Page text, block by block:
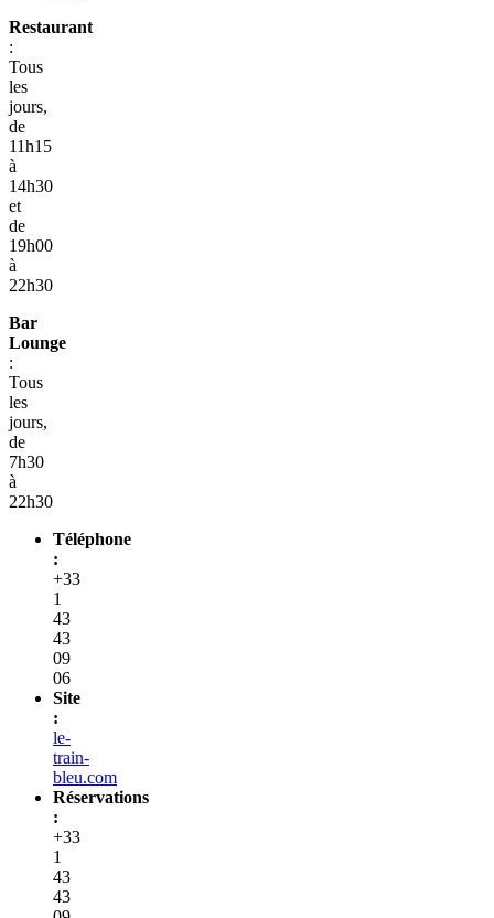
Restaurant
:
Tous
les
jours,
de
11h15
à
14h30
et
de
19h00
à
22h30
Bar
Lounge
:
Tous
les
jours,
de
7h30
à
22h30
Téléphone
:
+33
1
43
43
09
06
Site
:
le-
train-
bleu.com
Réservations
:
+33
1
43
43